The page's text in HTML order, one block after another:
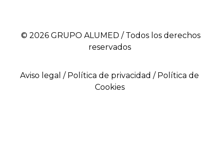
© 2026 GRUPO ALUMED / Todos los derechos
reservados
Aviso legal / Política de privacidad / Política de
Cookies